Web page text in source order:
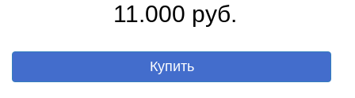
11.000 руб.
Купить